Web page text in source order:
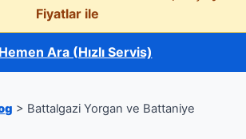
Fiyatlar ile
Ara (Hızlı Servis)
> Battalgazi Yorgan ve Battaniye